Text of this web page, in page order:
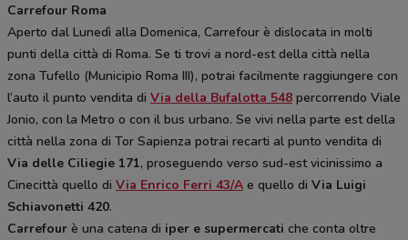
Carrefour Roma
Aperto dal Lunedì alla Domenica, Carrefour è dislocata in molti
punti della città di Roma. Se ti trovi a nord-est della città nella
zona Tufello (Municipio Roma III), potrai facilmente raggiungere con
l’auto il punto vendita di Via della Bufalotta 548 percorrendo Viale
Jonio, con la Metro o con il bus urbano. Se vivi nella parte est della
città nella zona di Tor Sapienza potrai recarti al punto vendita di
Via delle Ciliegie 171, proseguendo verso sud-est vicinissimo a
Cinecittà quello di Via Enrico Ferri 43/A e quello di Via Luigi
Schiavonetti 420.
Carrefour è una catena di iper e supermercati che conta oltre